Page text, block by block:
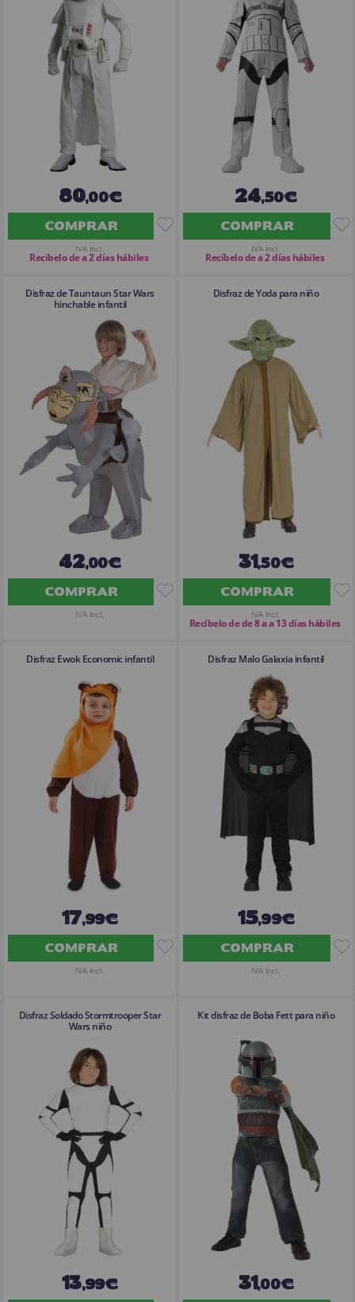
80,00€
COMPRAR
IVA Incl.
Recíbelo de a 2 días hábiles
24,50€
COMPRAR
IVA Incl.
Recíbelo de a 2 días hábiles
Disfraz de Tauntaun Star Wars
hinchable infantil
42,00€
COMPRAR
IVA Incl.
Disfraz de Yoda para niño
31,50€
COMPRAR
IVA Incl.
Recíbelo de de 8 a a 13 días hábiles
Disfraz Ewok Economic infantil
17,99€
COMPRAR
IVA Incl.
Disfraz Malo Galaxia infantil
15,99€
COMPRAR
IVA Incl.
Disfraz Soldado Stormtrooper Star
Wars niño
13,99€
Kit disfraz de Boba Fett para niño
31,00€